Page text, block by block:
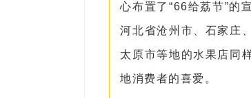
心布置了“66给荔节”的
河北省沧州市、石家庄
太原市等地的水果店同
地消费者的喜爱。